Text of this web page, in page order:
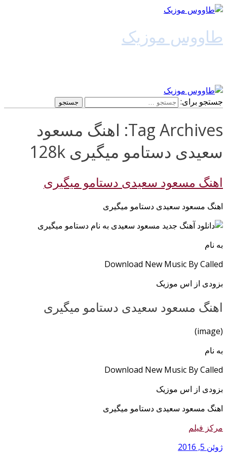
طاووس موزیک
جستجو برای:
Tag Archives: اهنگ مسعود
سعیدی دستامو میگیری 128k
اهنگ مسعود سعیدی دستامو میگیری
اهنگ مسعود سعیدی دستامو میگیری
به نام
Download New Music By Called
بزودی از اس موزیک
اهنگ مسعود سعیدی دستامو میگیری
(image)
به نام
Download New Music By Called
بزودی از اس موزیک
اهنگ مسعود سعیدی دستامو میگیری
مرکز فیلم
ژوئن 5, 2016